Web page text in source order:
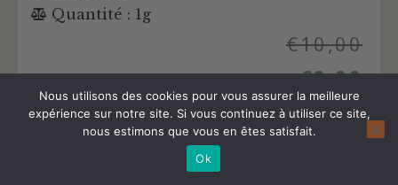
Quantité : 1g
€10,00
€9,00
Acheter ce Hash
Nous utilisons des cookies pour vous assurer la meilleure
expérience sur notre site. Si vous continuez à utiliser ce site,
nous estimons que vous en êtes satisfait.
Ok